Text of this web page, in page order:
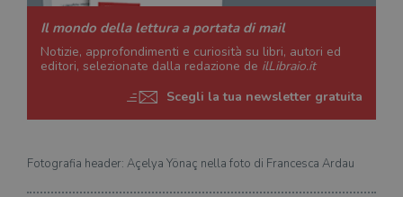
Il mondo della lettura a portata di mail
Notizie, approfondimenti e curiosità su libri, autori ed
editori, selezionate dalla redazione de ilLibraio.it
Scegli la tua newsletter gratuita
Fotografia header: Açelya Yönaç nella foto di Francesca Ardau